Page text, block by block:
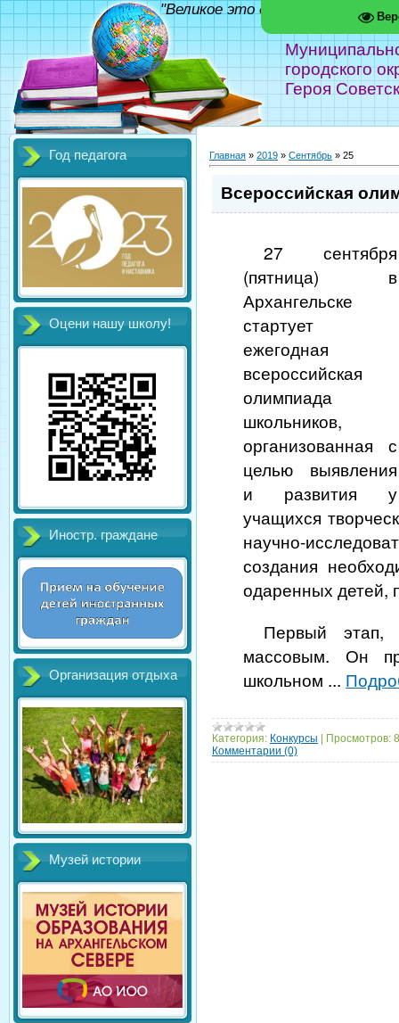
городского
Героя
"Великое это дело - школа!"
Год педагога
Оцени нашу школу!
Иностр. граждане
Организация отдыха
Музей истории
Главная » 2019 » Сентябрь » 25
Всероссийская
27 сентября
(пятница) в
Архангельске
стартует
ежегодная
всероссийская
олимпиада
школьников,
организованная с
целью выявления
и развития у
учащихся
научно-
создания
одаренных детей,
Первый этап,
массовым. Он
школьном ...
Категория: Конкурсы Просмотров:
Комментарии (0)